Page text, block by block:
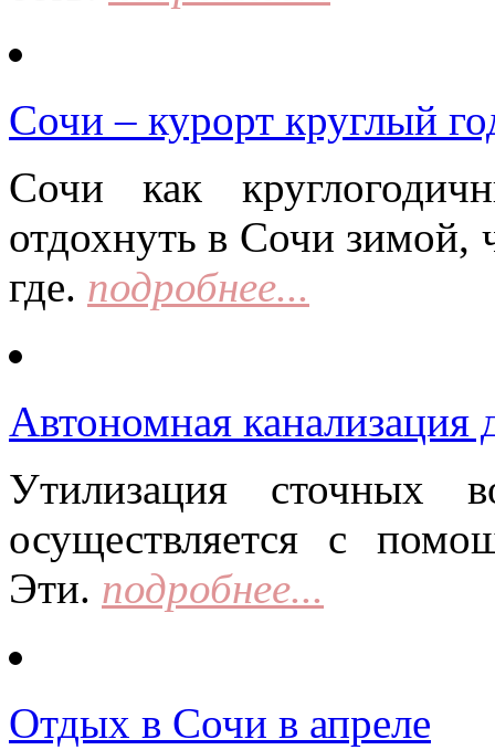
Сочи – курорт круглый
Сочи как
отдохнуть в Сочи зимой,
где. подробнее...
Автономная канализация
Утилизация сточных
осуществляется с
Эти. подробнее...
Отдых в Сочи в апреле